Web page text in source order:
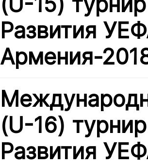
Развития
Армения-
(U-16)
Развития